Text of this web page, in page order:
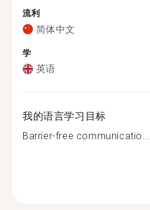
流利
简体中文
学
英语
我的语言学习目标
Barrier-free communicatio...